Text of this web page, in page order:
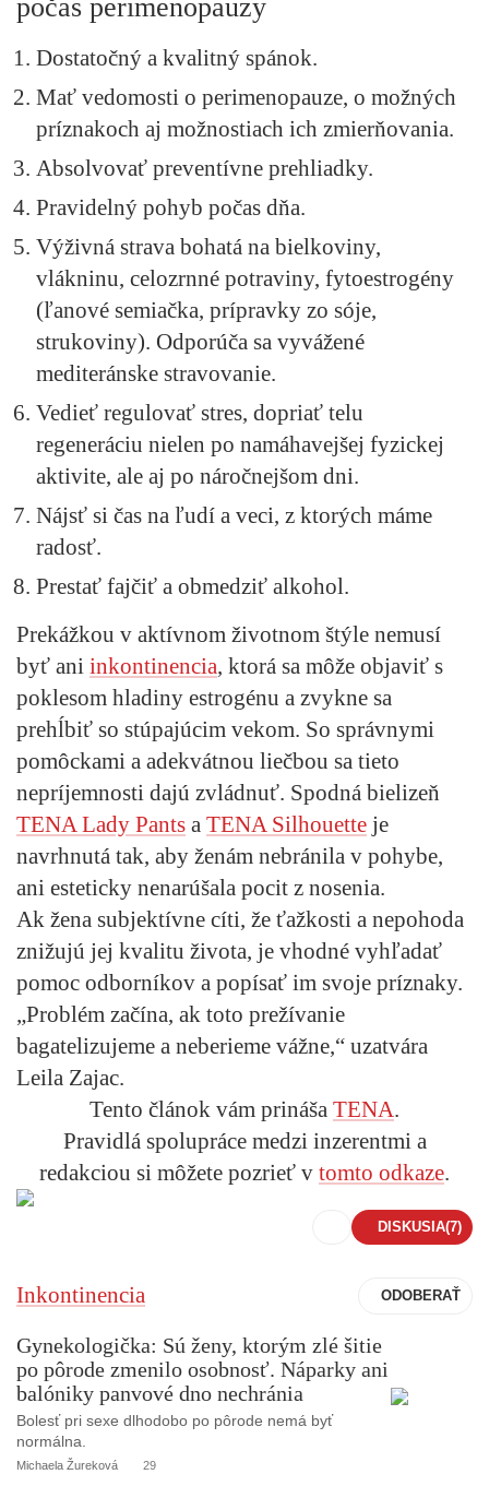
počas perimenopauzy
Dostatočný a kvalitný spánok.
Mať vedomosti o perimenopauze, o možných
príznakoch aj možnostiach ich zmierňovania.
Absolvovať preventívne prehliadky.
Pravidelný pohyb počas dňa.
Výživná strava bohatá na bielkoviny,
vlákninu, celozrnné potraviny, fytoestrogény
(ľanové semiačka, prípravky zo sóje,
strukoviny). Odporúča sa vyvážené
mediteránske stravovanie.
Vedieť regulovať stres, dopriať telu
regeneráciu nielen po namáhavejšej fyzickej
aktivite, ale aj po náročnejšom dni.
Nájsť si čas na ľudí a veci, z ktorých máme
radosť.
Prestať fajčiť a obmedziť alkohol.
Prekážkou v aktívnom životnom štýle nemusí
byť ani inkontinencia, ktorá sa môže objaviť s
poklesom hladiny estrogénu a zvykne sa
prehĺbiť so stúpajúcim vekom. So správnymi
pomôckami a adekvátnou liečbou sa tieto
nepríjemnosti dajú zvládnuť. Spodná bielizeň
TENA Lady Pants a TENA Silhouette je
navrhnutá tak, aby ženám nebránila v pohybe,
ani esteticky nenarúšala pocit z nosenia.
Ak žena subjektívne cíti, že ťažkosti a nepohoda
znižujú jej kvalitu života, je vhodné vyhľadať
pomoc odborníkov a popísať im svoje príznaky.
„Problém začína, ak toto prežívanie
bagatelizujeme a neberieme vážne,“ uzatvára
Leila Zajac.
Tento článok vám prináša TENA.
Pravidlá spolupráce medzi inzerentmi a
redakciou si môžete pozrieť v tomto odkaze.
DISKUSIA(7)
Inkontinencia
Gynekologička: Sú ženy, ktorým zlé šitie
po pôrode zmenilo osobnosť. Náparky ani
balóniky panvové dno nechránia
Bolesť pri sexe dlhodobo po pôrode nemá byť
normálna.
Michaela Žureková 29